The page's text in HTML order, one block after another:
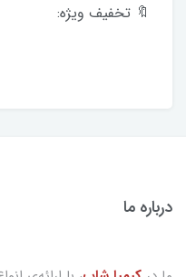
🔖 تخفیف ویژه:
درباره ما